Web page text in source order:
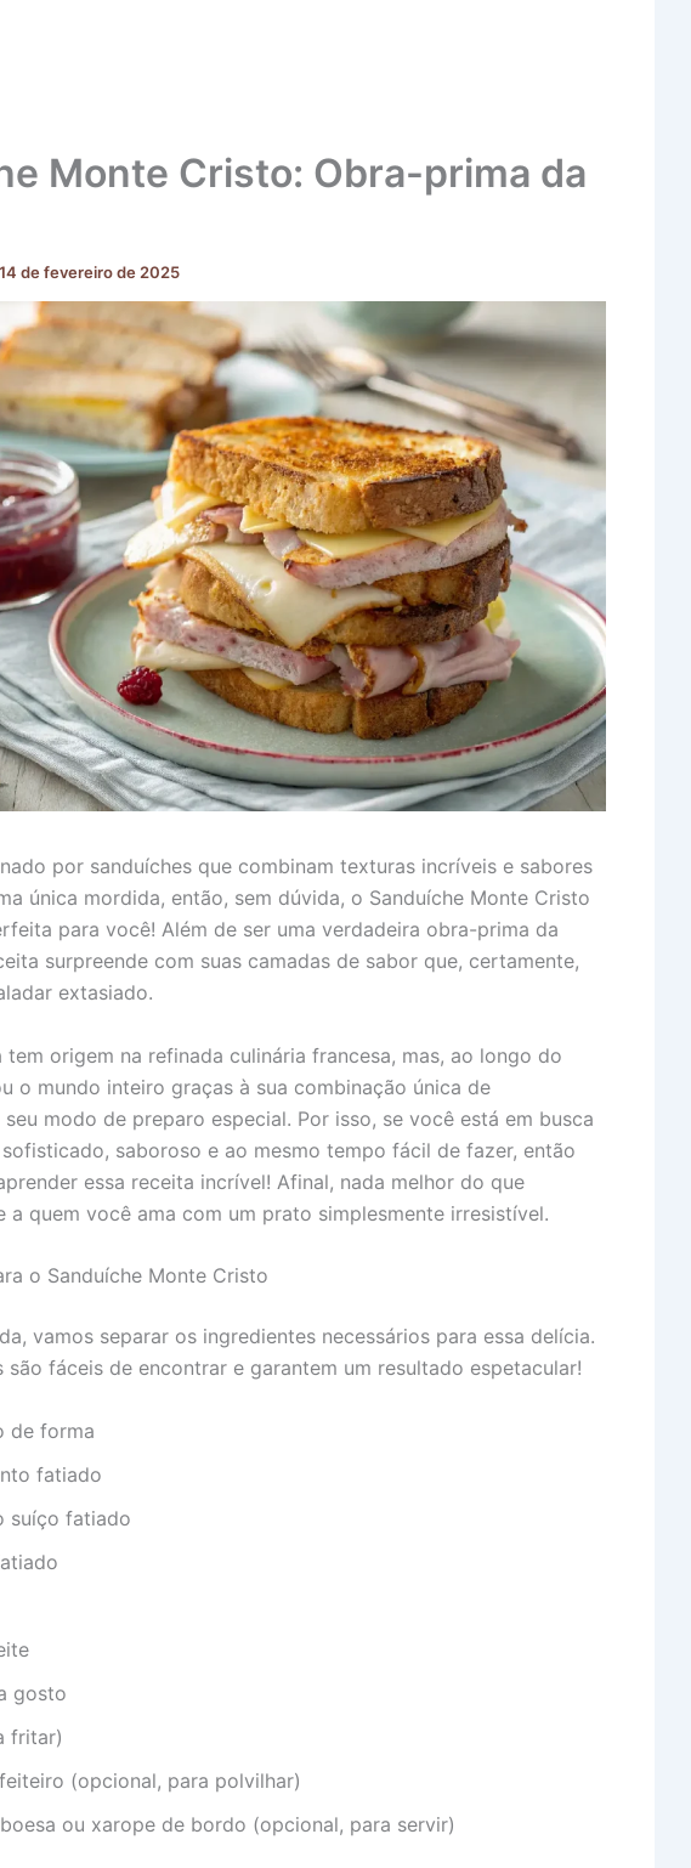
Monte Cristo: Obra-prima da
14 de fevereiro de 2025
por sanduíches que combinam texturas incríveis e sabores
única mordida, então, sem dúvida, o Sanduíche Monte Cristo
para você! Além de ser uma verdadeira obra-prima da
surpreende com suas camadas de sabor que, certamente,
extasiado.
tem origem na refinada culinária francesa, mas, ao longo do
o mundo inteiro graças à sua combinação única de
modo de preparo especial. Por isso, se você está em busca
saboroso e ao mesmo tempo fácil de fazer, então
essa receita incrível! Afinal, nada melhor do que
a quem você ama com um prato simplesmente irresistível.
o Sanduíche Monte Cristo
vamos separar os ingredientes necessários para essa delícia.
são fáceis de encontrar e garantem um resultado espetacular!
de forma
fatiado
suíço fatiado
gosto
fritar)
(opcional, para polvilhar)
ou xarope de bordo (opcional, para servir)